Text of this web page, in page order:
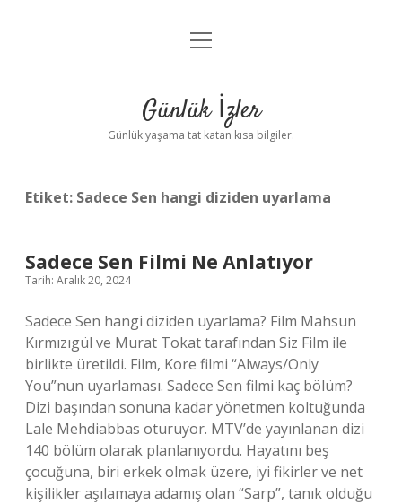
Anasayfa
Yasal Uyarı
menüyü
Günlük İzler
Günlük yaşama tat katan kısa bilgiler.
Etiket: Sadece Sen hangi diziden uyarlama
Sadece Sen Filmi Ne Anlatıyor
Tarih: Aralık 20, 2024
Sadece Sen hangi diziden uyarlama? Film Mahsun
Kırmızıgül ve Murat Tokat tarafından Siz Film ile
birlikte üretildi. Film, Kore filmi “Always/Only
You”nun uyarlaması. Sadece Sen filmi kaç bölüm?
Dizi başından sonuna kadar yönetmen koltuğunda
Lale Mehdiabbas oturuyor. MTV’de yayınlanan dizi
140 bölüm olarak planlanıyordu. Hayatını beş
çocuğuna, biri erkek olmak üzere, iyi fikirler ve net
kişilikler aşılamaya adamış olan “Sarp”, tanık olduğu